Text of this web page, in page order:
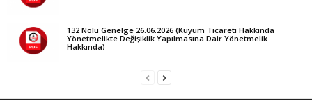
132 Nolu Genelge 26.06.2026 (Kuyum Ticareti Hakkında
Yönetmelikte Değişiklik Yapılmasına Dair Yönetmelik
Hakkında)